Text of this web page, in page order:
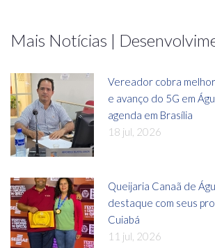
Mais Notícias |
Vereador cobra
e avanço do 5G em
agenda em Brasília
18 jul, 2026
Queijaria Canaã de
destaque com seus
Cuiabá
11 jul, 2026